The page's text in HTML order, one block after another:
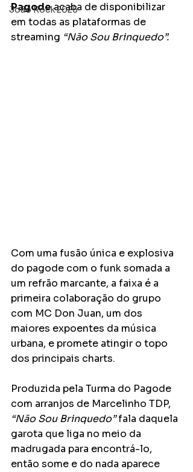
João Rock 2025
Pagode acaba de disponibilizar
em todas as plataformas de
streaming “Não Sou Brinquedo”.
Com uma fusão única e explosiva
do pagode com o funk somada a
um refrão marcante, a faixa é a
primeira colaboração do grupo
com MC Don Juan, um dos
maiores expoentes da música
urbana, e promete atingir o topo
dos principais charts.
Produzida pela Turma do Pagode
com arranjos de Marcelinho TDP,
“Não Sou Brinquedo” fala daquela
garota que liga no meio da
madrugada para encontrá-lo,
então some e do nada aparece